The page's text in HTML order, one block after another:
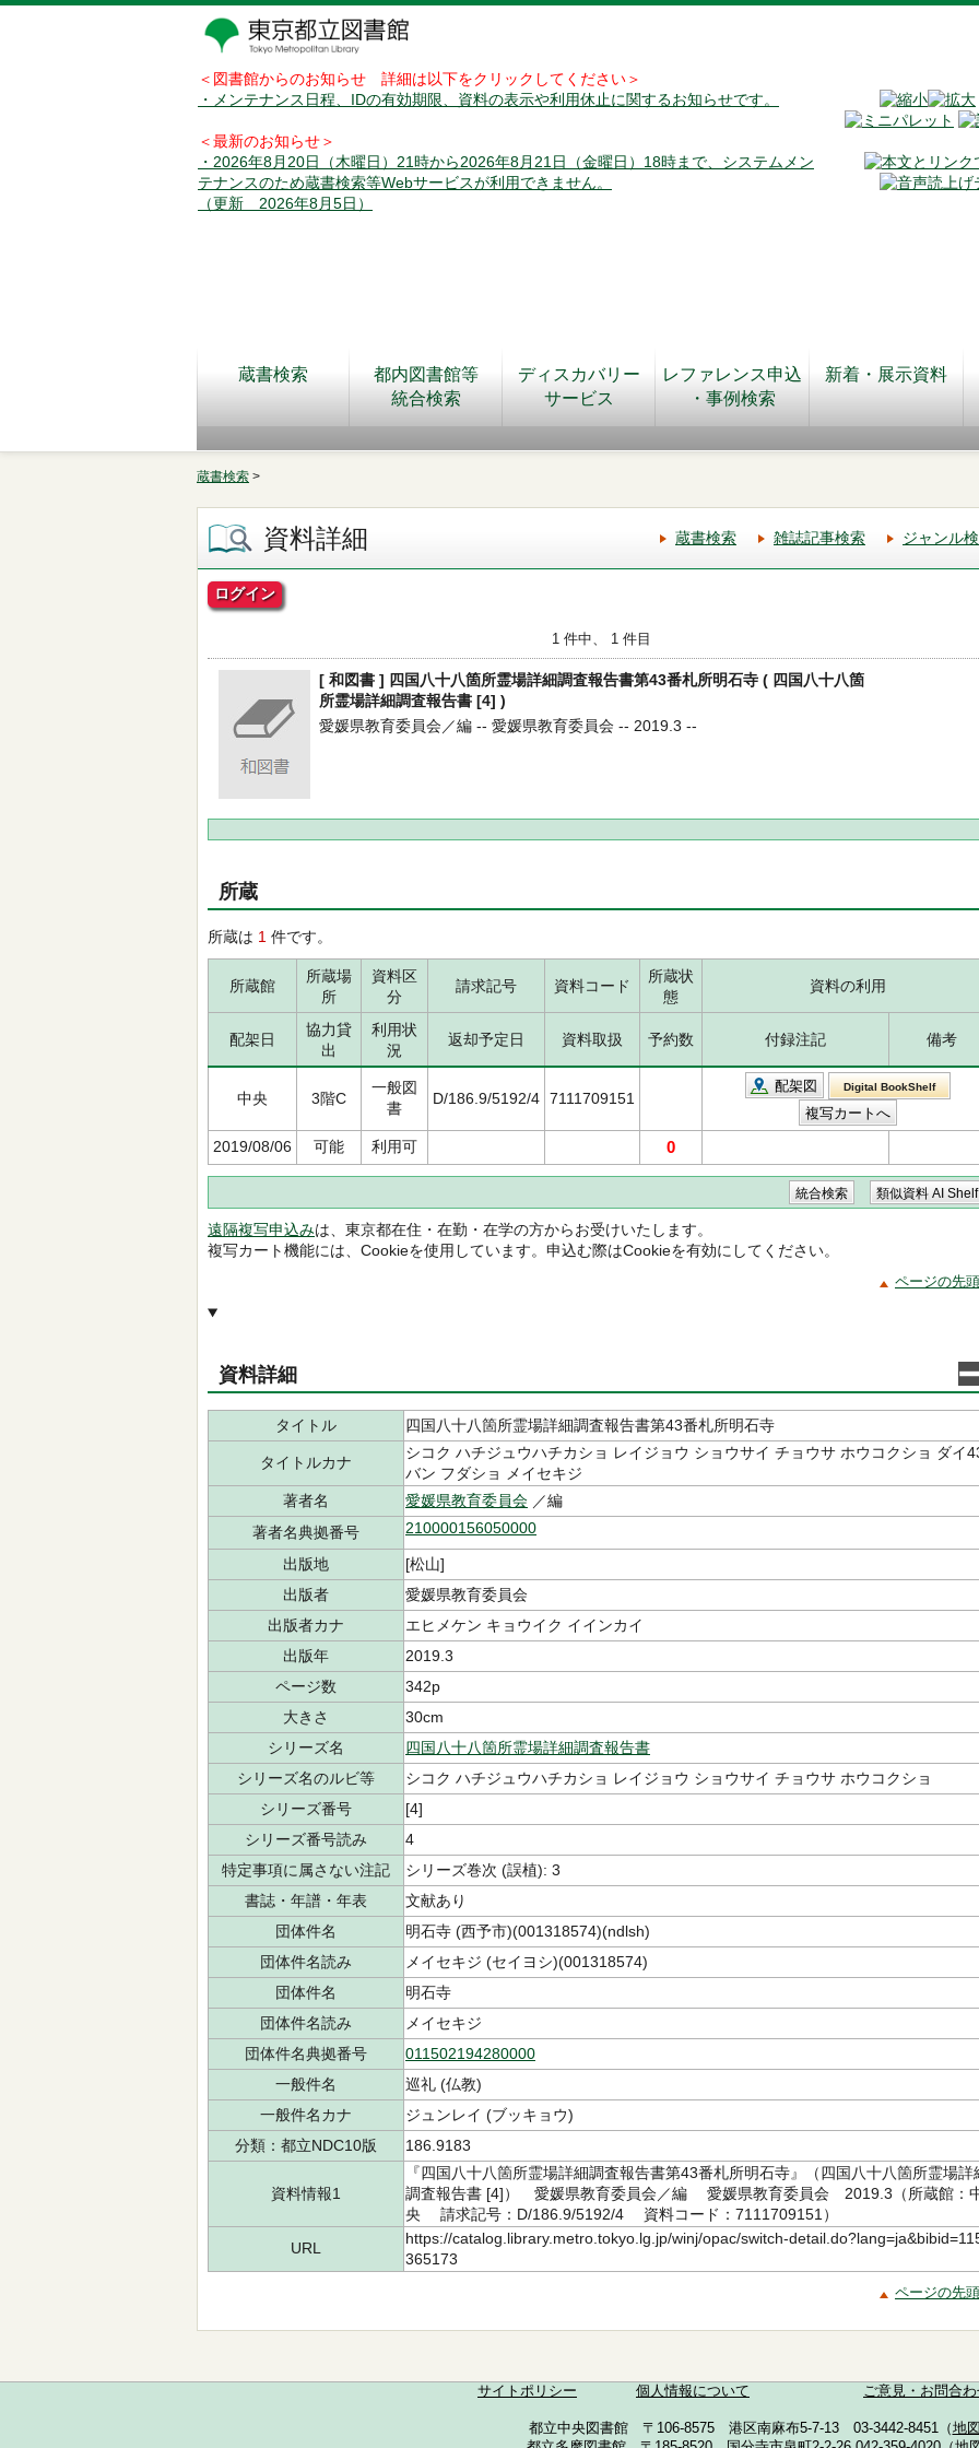
＜図書館からのお知らせ 詳細は以下をクリックしてください＞
・メンテナンス日程、IDの有効期限、資料の表示や利用休止に関するお知らせです。
＜最新のお知らせ＞
・2026年8月20日（木曜日）21時から2026年8月21日（金曜日）18時まで、システムメン
テナンスのため蔵書検索等Webサービスが利用できません。
（更新 2026年8月5日）
蔵書検索
都内図書館等
統合検索
ディスカバリー
サービス
レファレンス申込
・事例検索
新着・展示資料
蔵書検索 >
資料詳細 蔵書検索 雑誌記事検索 ジャンル
ログイン
1 件中、 1 件目
[ 和図書 ] 四国八十八箇所霊場詳細調査報告書第43番札所明石寺 ( 四国八十八箇
所霊場詳細調査報告書 [4] )
愛媛県教育委員会／編 -- 愛媛県教育委員会 -- 2019.3 --
所蔵
所蔵は 1 件です。
所蔵館
所蔵場
所
資料区
分
請求記号 資料コード
所蔵状
態
資料の利用
配架日
協力貸
出
利用状
況
返却予定日 資料取扱 予約数 付録注記 備考
中央 3階C
一般図
書
D/186.9/5192/4 7111709151
配架図 Digital BookShelf
2019/08/06 可能 利用可 0
遠隔複写申込みは、東京都在住・在勤・在学の方からお受けいたします。
複写カート機能には、Cookieを使用しています。申込む際はCookieを有効にしてください。
ページの先
資料詳細
タイトル 四国八十八箇所霊場詳細調査報告書第43番札所明石寺
タイトルカナ
シコク ハチジュウハチカショ レイジョウ ショウサイ チョウサ ホウコクショ ダイ
バン フダショ メイセキジ
著者名
愛媛県教育委員会 ／編
著者名典拠番号
210000156050000
出版地
[松山]
出版者
愛媛県教育委員会
出版者カナ
エヒメケン キョウイク イインカイ
出版年
2019.3
ページ数
342p
大きさ
30cm
シリーズ名
四国八十八箇所霊場詳細調査報告書
シリーズ名のルビ等
シコク ハチジュウハチカショ レイジョウ ショウサイ チョウサ ホウコクショ
シリーズ番号
[4]
シリーズ番号読み
4
特定事項に属さない注記
シリーズ巻次 (誤植): 3
書誌・年譜・年表
文献あり
団体件名
明石寺 (西予市)(001318574)(ndlsh)
団体件名読み
メイセキジ (セイヨシ)(001318574)
団体件名
明石寺
団体件名読み
メイセキジ
団体件名典拠番号
011502194280000
一般件名
巡礼 (仏教)
一般件名カナ
ジュンレイ (ブッキョウ)
分類：都立NDC10版
186.9183
資料情報1
『四国八十八箇所霊場詳細調査報告書第43番札所明石寺』（四国八十八箇所霊場詳
調査報告書 [4]） 愛媛県教育委員会／編 愛媛県教育委員会 2019.3（所蔵館：
央 請求記号：D/186.9/5192/4 資料コード：7111709151）
URL
https://catalog.library.metro.tokyo.lg.jp/winj/opac/switch-
365173
ページの先
サイトポリシー 個人情報について ご意見・お問合
都立中央図書館 〒106-8575 港区南麻布5-7-13 03-3442-8451（地